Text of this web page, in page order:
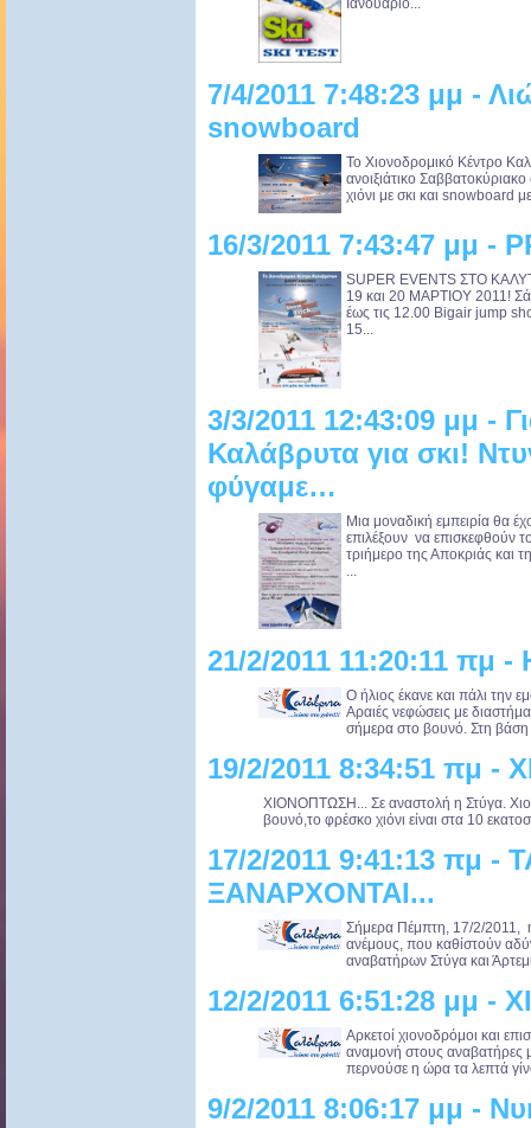
Ιανουαρίο...
7/4/2011 7:48:23 μμ -
snowboard
Το Χιονοδρομικό Κέντρο
ανοιξιάτικο
χιόνι με σκι και snowboard
16/3/2011 7:43:47 μμ -
SUPER EVENTS ΣΤΟ
19 και 20 ΜΑΡΤΙΟΥ 2011!
έως τις 12.00 Bigair jump
15...
3/3/2011 12:43:09 μμ -
Καλάβρυτα για σκι!
φύγαμε…
Μια μοναδική εμπειρία θα
επιλέξουν να επισκεφθούν
τριήμερο της Αποκριάς και
...
21/2/2011 11:20:11 πμ
Ο ήλιος έκανε και πάλι την
Αραιές νεφώσεις με
σήμερα στο βουνό. Στη
19/2/2011 8:34:51 πμ -
ΧΙΟΝΟΠΤΩΣΗ... Σε αναστολή η Στύγα.
βουνό,το φρέσκο χιόνι είναι στα 10
17/2/2011 9:41:13 πμ -
ΞΑΝΑΡΧΟΝΤΑΙ...
Σήμερα Πέμπτη, 17/2/2011, η
ανέμους, που καθίστούν
αναβατήρων Στύγα και
12/2/2011 6:51:28 μμ -
Αρκετοί χιονοδρόμοι και
αναμονή στους αναβατήρες
περνούσε η ώρα τα λεπτά
9/2/2011 8:06:17 μμ -